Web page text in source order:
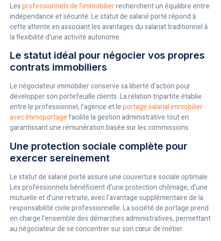
Lesprofessionnels de l’immobilierrecherchent un équilibre entre
indépendance et sécurité. Le statut de salarié porté répond à
cette attente en associant les avantages du salariat traditionnel à
la flexibilité d’une activité autonome.
Le statut idéal pour négocier vos propres
contrats immobiliers
Le négociateur immobilier conserve sa liberté d’action pour
développer son portefeuille clients. La relation tripartite établie
entre le professionnel, l’agence et leportage salarial immobilier
avec Immoportagefacilite la gestion administrative tout en
garantissant une rémunération basée sur les commissions.
Une protection sociale complète pour
exercer sereinement
Le statut de salarié porté assure une couverture sociale optimale.
Les professionnels bénéficient d’une protection chômage, d’une
mutuelle et d’une retraite, avec l’avantage supplémentaire de la
responsabilité civile professionnelle. La société de portage prend
en charge l’ensemble des démarches administratives, permettant
au négociateur de se concentrer sur son cœur de métier.